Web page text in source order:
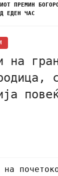
ПРЕМИН
ЕДЕН ЧАС
на
на